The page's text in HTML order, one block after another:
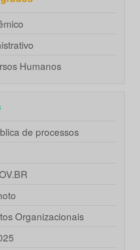
Humanos
de processos
Organizacionais